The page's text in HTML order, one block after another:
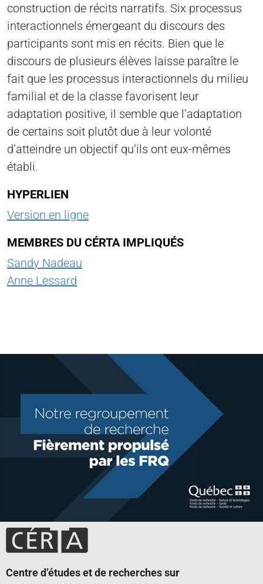
construction de récits narratifs. Six processus
interactionnels émergeant du discours des
participants sont mis en récits. Bien que le
discours de plusieurs élèves laisse paraître le
fait que les processus interactionnels du milieu
familial et de la classe favorisent leur
adaptation positive, il semble que l’adaptation
de certains soit plutôt due à leur volonté
d’atteindre un objectif qu’ils ont eux-mêmes
établi.
HYPERLIEN
Version en ligne
MEMBRES DU CÉRTA IMPLIQUÉS
Sandy Nadeau
Anne Lessard
Centre d’études et de recherches sur